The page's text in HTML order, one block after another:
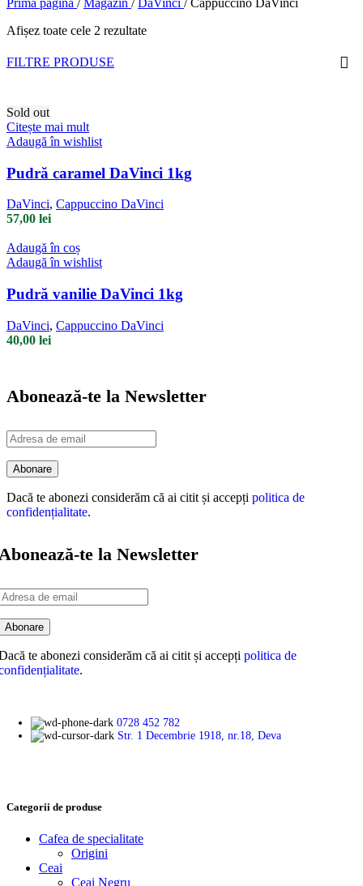
Prima pagină / Magazin / DaVinci / Cappuccino DaVinci
Afișez toate cele 2 rezultate
FILTRE PRODUSE
Sold out
Citește mai mult
Adaugă în wishlist
Pudră caramel DaVinci 1kg
DaVinci, Cappuccino DaVinci
57,00 lei
Adaugă în coș
Adaugă în wishlist
Pudră vanilie DaVinci 1kg
DaVinci, Cappuccino DaVinci
40,00 lei
Abonează-te la Newsletter
Dacă te abonezi considerăm că ai citit și accepți politica de
confidențialitate.
te la Newsletter
te abonezi considerăm că ai citit și accepți politica de
.
0728 452 782
Str. 1 Decembrie 1918, nr.18, Deva
Categorii de produse
Cafea de specialitate
Origini
Ceai
Ceai Negru